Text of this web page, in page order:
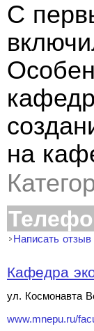
С
на
Написать отзыв
Кафедра
ул. Космонавта
www.mnepu.ru/